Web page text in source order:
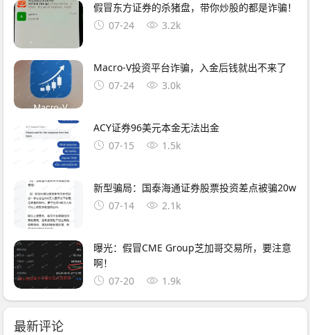
假冒东方证券的杀猪盘，带你炒股的都是诈骗！
07-24
3.2k
Macro-V投资平台诈骗，入金后钱就出不来了
07-24
3.0k
ACY证券96美元本金无法出金
07-15
1.5k
新型骗局：国泰海通证券股票投资差点被骗20w
07-14
2.1k
曝光：假冒CME Group芝加哥交易所，要注意
啊！
07-20
1.9k
最新评论